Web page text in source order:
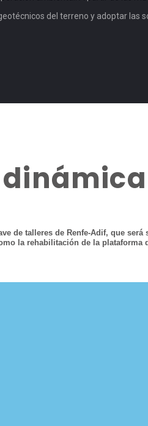
del terreno y adoptar las
de talleres de Renfe-Adif, que será
la rehabilitación de la plataforma